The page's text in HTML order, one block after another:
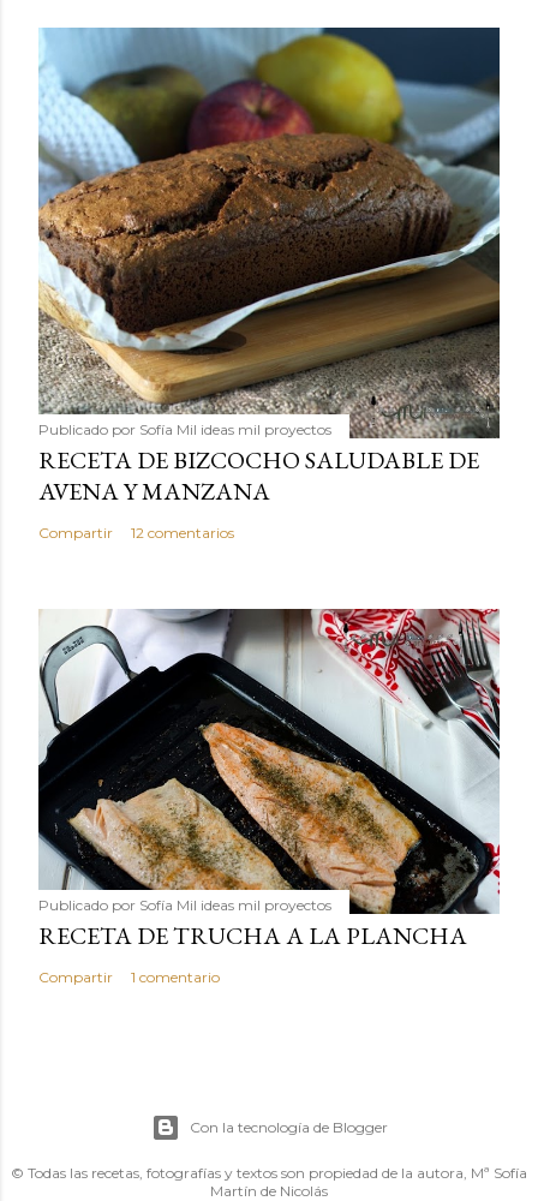
Publicado por Sofía Mil ideas mil proyectos
RECETA DE BIZCOCHO SALUDABLE DE
AVENA Y MANZANA
Compartir 12 comentarios
Publicado por Sofía Mil ideas mil proyectos
RECETA DE TRUCHA A LA PLANCHA
Compartir 1 comentario
Con la tecnología de Blogger
© Todas las recetas, fotografías y textos son propiedad de la autora, Mª Sofía
Martín de Nicolás